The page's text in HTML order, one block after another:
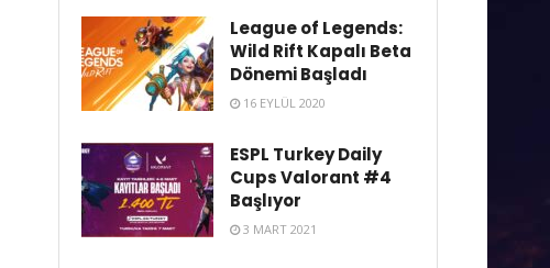
League of Legends:
Wild Rift Kapalı Beta
Dönemi Başladı
16 EYLÜL 2020
ESPL Turkey Daily
Cups Valorant #4
Başlıyor
3 MART 2021